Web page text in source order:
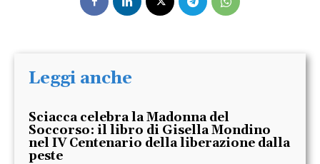
Leggi anche
Sciacca celebra la Madonna del
Soccorso: il libro di Gisella Mondino
nel IV Centenario della liberazione dalla
peste